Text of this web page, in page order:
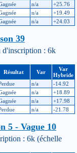
n/a
+25.76
n/a
+19.49
n/a +24.03
39
: 6k
Résultat Var
Var
Hybride
n/a
-14.92
n/a
+18.89
n/a
+17.98
n/a -21.78
5 - Vague 10
: 6k (échelle